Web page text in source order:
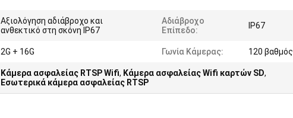
Αξιολόγηση αδιάβροχο και
ανθεκτικό στη σκόνη IP67
Αδιάβροχο
Επίπεδο:
IP67
2G + 16G Γωνία Κάμερας: 120 βαθμός
Κάμερα ασφαλείας RTSP Wifi, Κάμερα ασφαλείας Wifi καρτών SD,
Εσωτερικά κάμερα ασφαλείας RTSP